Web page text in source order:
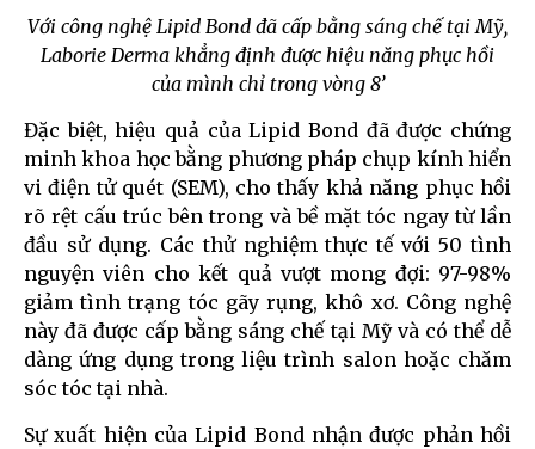
Với công nghệ Lipid Bond đã cấp bằng sáng chế tại Mỹ,
Laborie Derma khẳng định được hiệu năng phục hồi
của mình chỉ trong vòng 8’
Đặc biệt, hiệu quả của Lipid Bond đã được chứng
minh khoa học bằng phương pháp chụp kính hiển
vi điện tử quét (SEM), cho thấy khả năng phục hồi
rõ rệt cấu trúc bên trong và bề mặt tóc ngay từ lần
đầu sử dụng. Các thử nghiệm thực tế với 50 tình
nguyện viên cho kết quả vượt mong đợi: 97-98%
giảm tình trạng tóc gãy rụng, khô xơ. Công nghệ
này đã được cấp bằng sáng chế tại Mỹ và có thể dễ
dàng ứng dụng trong liệu trình salon hoặc chăm
sóc tóc tại nhà.
Sự xuất hiện của Lipid Bond nhận được phản hồi